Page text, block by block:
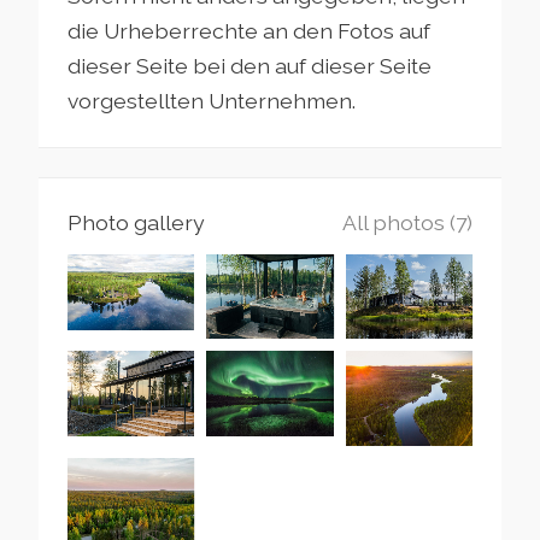
die Urheberrechte an den Fotos auf
dieser Seite bei den auf dieser Seite
vorgestellten Unternehmen.
Photo gallery All photos (7)